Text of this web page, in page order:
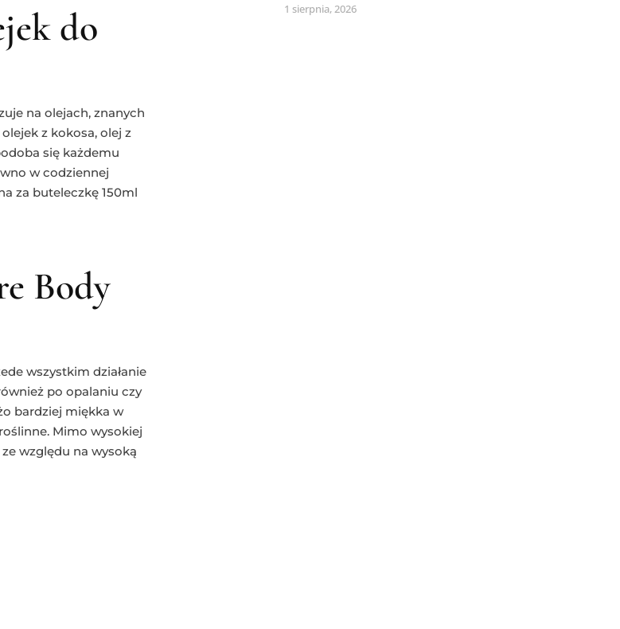
do
na olejach, znanych
z kokosa, olej z
się każdemu
w codziennej
za buteleczkę 150ml
Body
wszystkim działanie
po opalaniu czy
bardziej miękka w
Mimo wysokiej
względu na wysoką
1 sierpnia, 2026